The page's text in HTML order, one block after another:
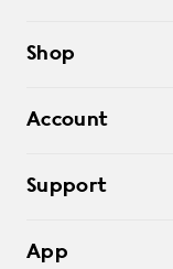
サングラス
コンタクトレンズ
アクセサリー
Shop
オンラインショップ
Account
ログアウト
Support
よくあるご質問
App